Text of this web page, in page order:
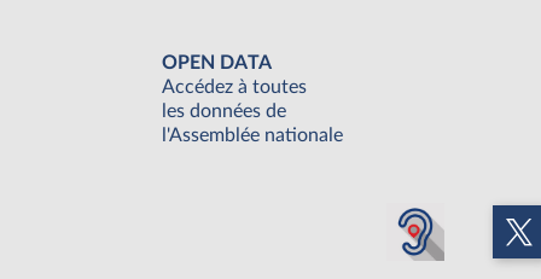
OPEN DATA
Accédez à toutes
les données de
l'Assemblée nationale